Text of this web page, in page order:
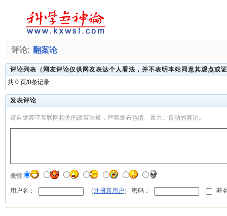
评论: 翻案论
评论列表（网友评论仅供网友表达个人看法，并不表明本站同意其观点或
共 0 页/0条记录
发表评论
请自觉遵守互联网相关的政策法规，严禁发布色情、暴力、反动的言论。
表情:
用户名： （注册新用户 ） 密码： 匿